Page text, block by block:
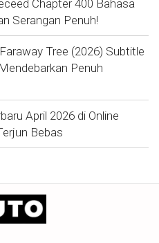
Chapter 400 Bahasa
Serangan Penuh!
Tree (2026) Subtitle
Penuh
April 2026 di Online
Bebas